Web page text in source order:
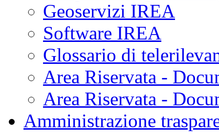
Geoservizi IREA
Software IREA
Glossario di
Area Riservata -
Area Riservata -
Amministrazione